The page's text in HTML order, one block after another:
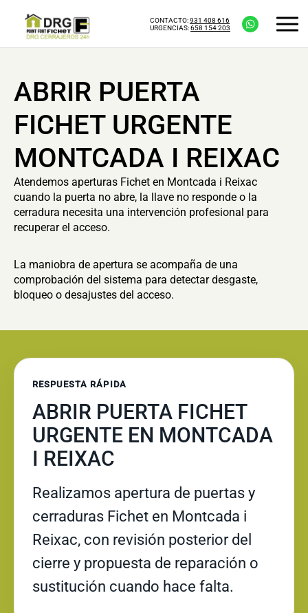
CONTACTO:931 408 616
URGENCIAS:658 154 203
ABRIR PUERTA
FICHET URGENTE
MONTCADA I REIXAC
Atendemos aperturas Fichet en Montcada i Reixac
cuando la puerta no abre, la llave no responde o la
cerradura necesita una intervención profesional para
recuperar el acceso.
La maniobra de apertura se acompaña de una
comprobación del sistema para detectar desgaste,
bloqueo o desajustes del acceso.
RESPUESTA RÁPIDA
ABRIR PUERTA FICHET
URGENTE EN MONTCADA
I REIXAC
Realizamos apertura de puertas y
cerraduras Fichet en Montcada i
Reixac, con revisión posterior del
cierre y propuesta de reparación o
sustitución cuando hace falta.